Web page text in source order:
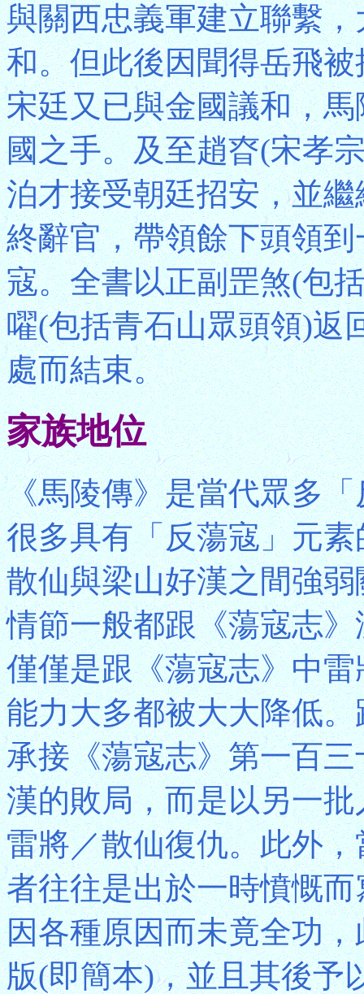
與關西忠義軍建立聯繫
和。但此後因聞得岳飛
宋廷又已與金國議和，
國之手。及至趙昚(宋孝
泊才接受朝廷招安，並
終辭官，帶領餘下頭領
寇。全書以正副罡煞(包
嚁(包括青石山眾頭領)返
處而結束。
家族地位
《馬陵傳》是當代眾多
很多具有「反蕩寇」元
散仙與梁山好漢之間強
情節一般都跟《蕩寇志
僅僅是跟《蕩寇志》中
能力大多都被大大降低
承接《蕩寇志》第一百
漢的敗局，而是以另一
雷將／散仙復仇。此外
者往往是出於一時憤慨
因各種原因而未竟全功
版(即簡本)，並且其後予